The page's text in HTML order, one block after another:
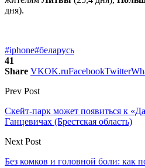
дня).
#iphone#беларусь
41
Share VKOK.ruFacebookTwitter
Prev Post
Скейт-парк может появиться к
Ганцевичах (Брестская область)
Next Post
Без комков и головной боли: как